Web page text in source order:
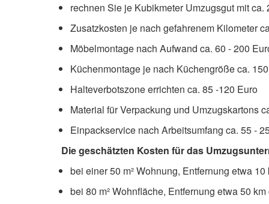
rechnen Sie je Kubikmeter Umzugsgut mit ca.
Zusatzkosten je nach gefahrenem Kilometer
Möbelmontage nach Aufwand ca. 60 - 200
Küchenmontage je nach Küchengröße ca.
Halteverbotszone errichten ca. 85 -120 Euro
Material für Verpackung und Umzugskartons
Einpackservice nach Arbeitsumfang ca. 55 -
Die geschätzten Kosten für das
bei einer 50 m² Wohnung, Entfernung etwa
bei 80 m² Wohnfläche, Entfernung etwa 50